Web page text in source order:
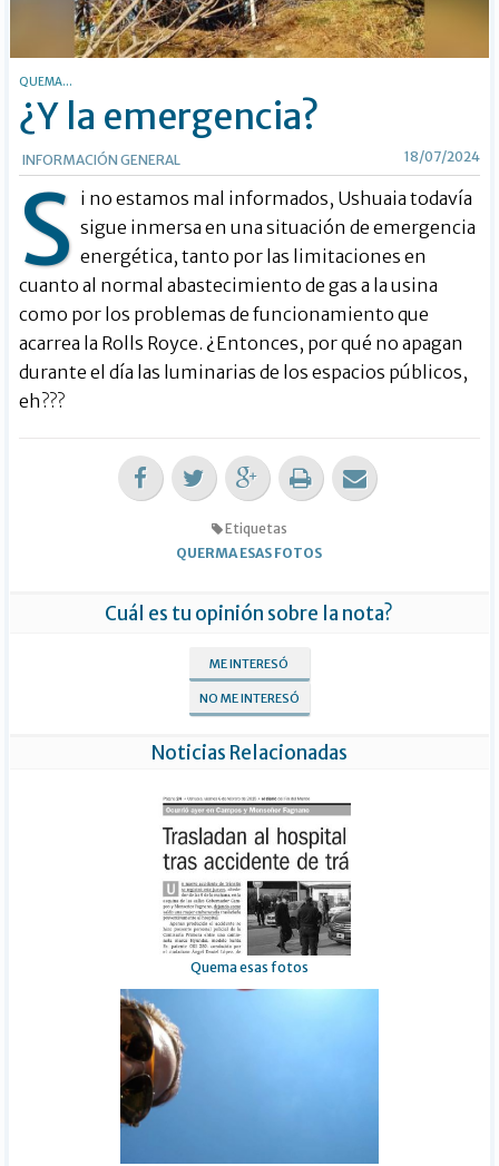
QUEMA...
¿Y la emergencia?
INFORMACIÓN GENERAL 18/07/2024
S i no estamos mal informados, Ushuaia todavía
sigue inmersa en una situación de emergencia
energética, tanto por las limitaciones en
cuanto al normal abastecimiento de gas a la usina
como por los problemas de funcionamiento que
acarrea la Rolls Royce. ¿Entonces, por qué no apagan
durante el día las luminarias de los espacios públicos,
eh???
Etiquetas
QUERMA ESAS FOTOS
Cuál es tu opinión sobre la nota?
ME INTERESÓ
NO ME INTERESÓ
Noticias Relacionadas
Quema esas fotos